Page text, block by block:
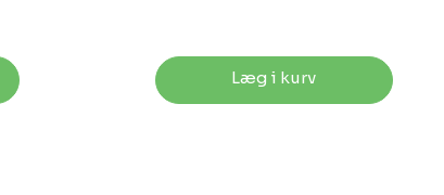
Læg i kurv